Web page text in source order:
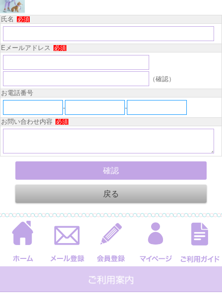
氏名 必須
Eメールアドレス 必須
（確認）
お電話番号
-
-
お問い合わせ内容
必須